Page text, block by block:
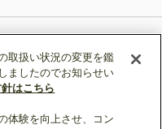
ページトップへ戻る
取扱い状況の変更を鑑
ましたのでお知らせい
はこちら
体験を向上させ、コン